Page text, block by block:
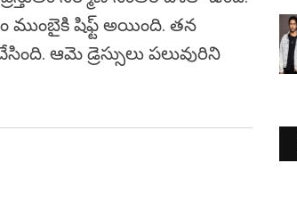
ముంబైకి షిఫ్ట్ అయింది. తన
ఆమె డ్రెస్సులు పలువురిని